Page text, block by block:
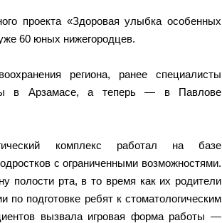
проекта «Здоровая улыбка особенных
60 юных нижегородцев.
региона, ранее специалисты
в Арзамасе, а теперь — в Павлове
комплекс работал на базе
с ограниченными возможностями.
полости рта, в то время как их родители
по подготовке ребят к стоматологическим
вызвала игровая форма работы —